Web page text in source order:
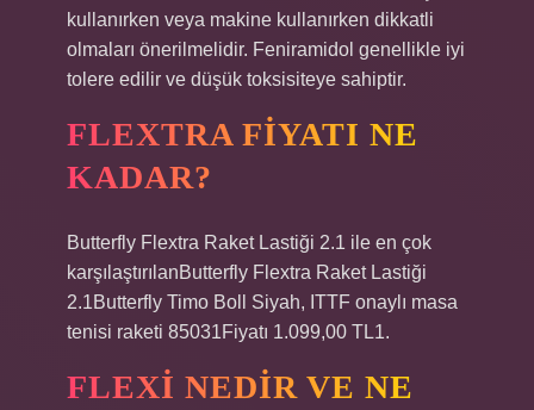
kullanırken veya makine kullanırken dikkatli
olmaları önerilmelidir. Feniramidol genellikle iyi
tolere edilir ve düşük toksisiteye sahiptir.
FLEXTRA FIYATI NE
KADAR?
Butterfly Flextra Raket Lastiği 2.1 ile en çok
karşılaştırılanButterfly Flextra Raket Lastiği
2.1Butterfly Timo Boll Siyah, ITTF onaylı masa
tenisi raketi 85031Fiyatı 1.099,00 TL1.
FLEXI NEDIR VE NE